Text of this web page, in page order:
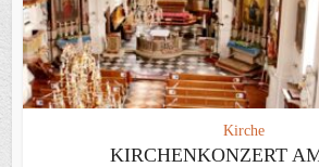
Kirche
KIRCHENKONZERT